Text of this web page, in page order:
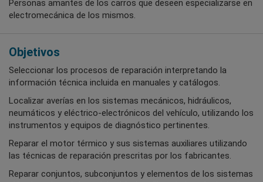
Personas amantes de los carros que deseen especializarse en
electromecánica de los mismos.
Objetivos
Seleccionar los procesos de reparación interpretando la
información técnica incluida en manuales y catálogos.
Localizar averías en los sistemas mecánicos, hidráulicos,
neumáticos y eléctrico-electrónicos del vehículo, utilizando los
instrumentos y equipos de diagnóstico pertinentes.
Reparar el motor térmico y sus sistemas auxiliares utilizando
las técnicas de reparación prescritas por los fabricantes.
Reparar conjuntos, subconjuntos y elementos de los sistemas